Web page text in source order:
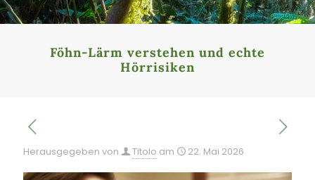
Föhn-Lärm verstehen und echte
Hörrisiken
Herausgegeben von Titolo am 22. Mai 2026